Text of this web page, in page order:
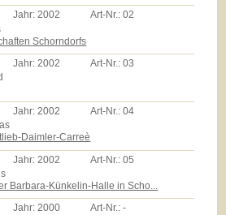
Jahr:2002 Art-Nr.:02
Schorndorfs
Jahr: 2002 Art-Nr.:03
Jahr:2002 Art-Nr.:04
Daimler-Carreè
Jahr: 2002 Art-Nr.:05
Barbara-Künkelin-Halle in Scho...
Jahr:2000 Art-Nr.:-